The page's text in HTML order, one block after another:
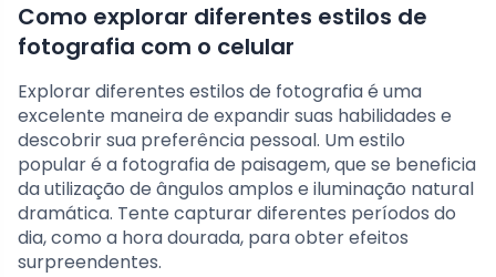
Como explorar diferentes estilos de
fotografia com o celular
Explorar diferentes estilos de fotografia é uma
excelente maneira de expandir suas habilidades e
descobrir sua preferência pessoal. Um estilo
popular é a fotografia de paisagem, que se beneficia
da utilização de ângulos amplos e iluminação natural
dramática. Tente capturar diferentes períodos do
dia, como a hora dourada, para obter efeitos
surpreendentes.